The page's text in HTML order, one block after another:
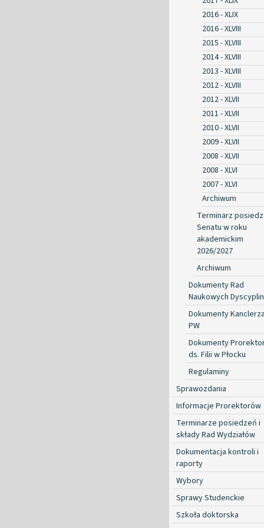
2016 - XLIX
2016 - XLVIII
2015 - XLVIII
2014 - XLVIII
2013 - XLVIII
2012 - XLVIII
2012 - XLVII
2011 - XLVII
2010 - XLVII
2009 - XLVII
2008 - XLVII
2008 - XLVI
2007 - XLVI
Archiwum
Terminarz
Senatu w roku
akademickim
2026/2027
Archiwum
Dokumenty Rad
Naukowych Dyscyplin
Dokumenty
PW
Dokumenty
ds. Filii w Płocku
Regulaminy
Sprawozdania
Informacje Prorektorów
Terminarze posiedzeń i
składy Rad Wydziałów
Dokumentacja kontroli i
raporty
Wybory
Sprawy Studenckie
Szkoła doktorska